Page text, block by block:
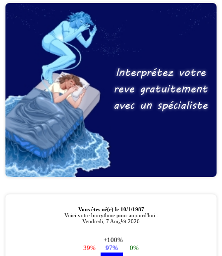
Interprétez votre
reve gratuitement
avec un spécialiste